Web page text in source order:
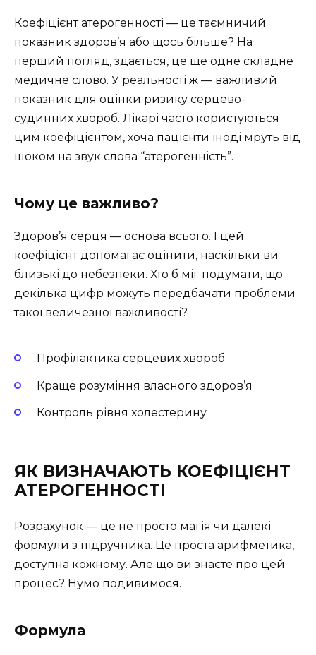
Коефіцієнт атерогенності — це таємничий
показник здоров’я або щось більше? На
перший погляд, здається, це ще одне складне
медичне слово. У реальності ж — важливий
показник для оцінки ризику серцево-
судинних хвороб. Лікарі часто користуються
цим коефіцієнтом, хоча пацієнти іноді мруть від
шоком на звук слова “атерогенність”.
Чому це важливо?
Здоров’я серця — основа всього. І цей
коефіцієнт допомагає оцінити, наскільки ви
близькі до небезпеки. Хто б міг подумати, що
декілька цифр можуть передбачати проблеми
такої величезної важливості?
Профілактика серцевих хвороб
Краще розуміння власного здоров’я
Контроль рівня холестерину
ЯК ВИЗНАЧАЮТЬ КОЕФІЦІЄНТ
АТЕРОГЕННОСТІ
Розрахунок — це не просто магія чи далекі
формули з підручника. Це проста арифметика,
доступна кожному. Але що ви знаєте про цей
процес? Нумо подивимося.
Формула